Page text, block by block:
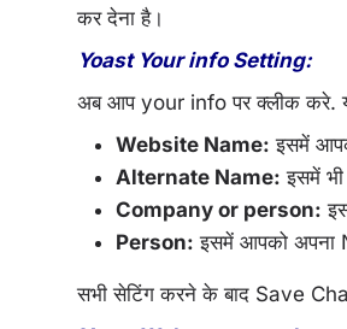
कर देना है।
Yoast Your info Setting:
अब आप your info पर क्लीक करे.
Website Name: इसमें
Alternate Name: इसमें
Company or person:
Person: इसमें आपको अपना
सभी सेटिंग करने के बाद Save